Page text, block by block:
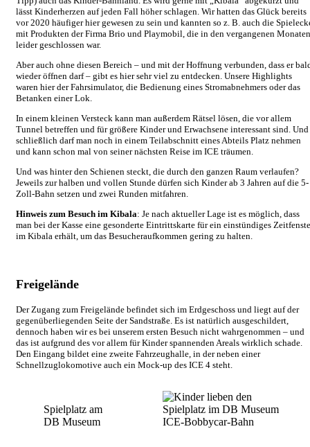
lässt Kinderherzen auf jeden Fall höher schlagen. Wir hatten das Glück bereits
vor 2020 häufiger hier gewesen zu sein und kannten so z. B. auch die
mit Produkten der Firma Brio und Playmobil, die in den vergangenen Monaten
leider geschlossen war.
Aber auch ohne diesen Bereich – und mit der Hoffnung verbunden, dass er
wieder öffnen darf – gibt es hier sehr viel zu entdecken. Unsere Highlights
waren hier der Fahrsimulator, die Bedienung eines Stromabnehmers oder das
Betanken einer Lok.
In einem kleinen Versteck kann man außerdem Rätsel lösen, die vor allem
Tunnel betreffen und für größere Kinder und Erwachsene interessant sind. Und
schließlich darf man noch in einem Teilabschnitt eines Abteils Platz nehmen
und kann schon mal von seiner nächsten Reise im ICE träumen.
Und was hinter den Schienen steckt, die durch den ganzen Raum verlaufen?
Jeweils zur halben und vollen Stunde dürfen sich Kinder ab 3 Jahren auf die 5-
Zoll-Bahn setzen und zwei Runden mitfahren.
Hinweis zum Besuch im Kibala: Je nach aktueller Lage ist es möglich, dass
man bei der Kasse eine gesonderte Eintrittskarte für ein einstündiges
im Kibala erhält, um das Besucheraufkommen gering zu halten.
Freigelände
Der Zugang zum Freigelände befindet sich im Erdgeschoss und liegt auf der
gegenüberliegenden Seite der Sandstraße. Es ist natürlich ausgeschildert,
dennoch haben wir es bei unserem ersten Besuch nicht wahrgenommen – und
das ist aufgrund des vor allem für Kinder spannenden Areals wirklich schade.
Den Eingang bildet eine zweite Fahrzeughalle, in der neben einer
Schnellzuglokomotive auch ein Mock-up des ICE 4 steht.
Spielplatz am
DB Museum
ICE-Bobbycar-Bahn